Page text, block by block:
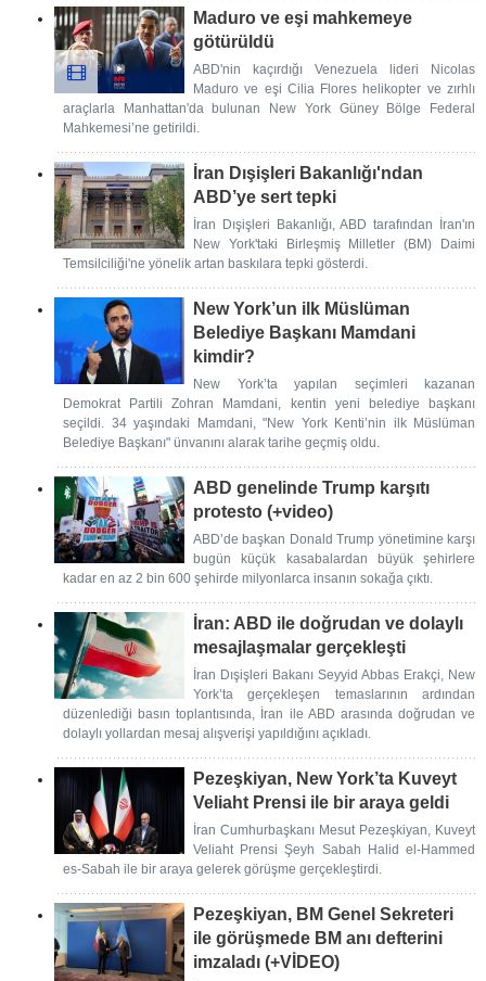
Maduro ve eşi mahkemeye
götürüldü
ABD'nin kaçırdığı Venezuela lideri Nicolas
Maduro ve eşi Cilia Flores helikopter ve zırhlı
araçlarla Manhattan'da bulunan New York Güney Bölge Federal
Mahkemesi’ne getirildi.
İran Dışişleri Bakanlığı'ndan
ABD’ye sert tepki
İran Dışişleri Bakanlığı, ABD tarafından İran'ın
New York'taki Birleşmiş Milletler (BM) Daimi
Temsilciliği'ne yönelik artan baskılara tepki gösterdi.
New York’un ilk Müslüman
Belediye Başkanı Mamdani
kimdir?
New York’ta yapılan seçimleri kazanan
Demokrat Partili Zohran Mamdani, kentin yeni belediye başkanı
seçildi. 34 yaşındaki Mamdani, "New York Kenti’nin ilk Müslüman
Belediye Başkanı" ünvanını alarak tarihe geçmiş oldu.
ABD genelinde Trump karşıtı
protesto (+video)
ABD’de başkan Donald Trump yönetimine karşı
bugün küçük kasabalardan büyük şehirlere
kadar en az 2 bin 600 şehirde milyonlarca insanın sokağa çıktı.
İran: ABD ile doğrudan ve dolaylı
mesajlaşmalar gerçekleşti
İran Dışişleri Bakanı Seyyid Abbas Erakçi, New
York’ta gerçekleşen temaslarının ardından
düzenlediği basın toplantısında, İran ile ABD arasında doğrudan ve
dolaylı yollardan mesaj alışverişi yapıldığını açıkladı.
Pezeşkiyan, New York’ta Kuveyt
Veliaht Prensi ile bir araya geldi
İran Cumhurbaşkanı Mesut Pezeşkiyan, Kuveyt
Veliaht Prensi Şeyh Sabah Halid el-Hammed
es-Sabah ile bir araya gelerek görüşme gerçekleştirdi.
Pezeşkiyan, BM Genel Sekreteri
ile görüşmede BM anı defterini
imzaladı (+VİDEO)